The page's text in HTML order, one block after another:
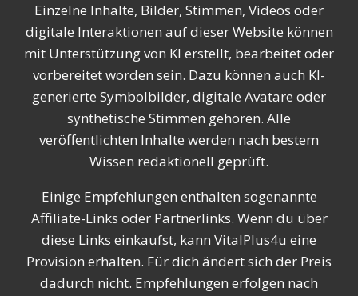
Einzelne Inhalte, Bilder, Stimmen, Videos oder
digitale Interaktionen auf dieser Website können
mit Unterstützung von KI erstellt, bearbeitet oder
vorbereitet worden sein. Dazu können auch KI-
generierte Symbolbilder, digitale Avatare oder
synthetische Stimmen gehören. Alle
veröffentlichten Inhalte werden nach bestem
Wissen redaktionell geprüft.
Einige Empfehlungen enthalten sogenannte
Affiliate-Links oder Partnerlinks. Wenn du über
diese Links einkaufst, kann VitalPlus4u eine
Provision erhalten. Für dich ändert sich der Preis
dadurch nicht. Empfehlungen erfolgen nach